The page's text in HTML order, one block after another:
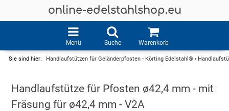
online-edelstahlshop.eu
Menü Suche Warenkorb
Sie sind hier: Handlaufstützen für Geländerpfosten - Körting Edelstahl® ›
Handlaufstütze für Pfosten ø42,4 mm - mit
Fräsung für ø42,4 mm - V2A